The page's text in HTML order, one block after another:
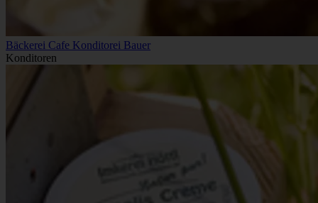
Bäckerei Cafe Konditorei Bauer
Konditoren